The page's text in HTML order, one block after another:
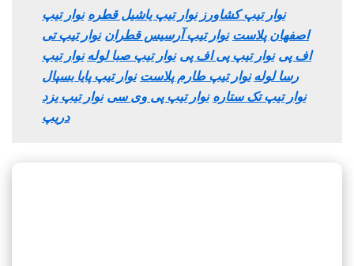
نوار تیپ کشاورز نوار تیپ یاشیل قطره نوار تیپ
اصفهان پلاست نوار تیپ آرسیس قطران نوار تیپ تی
اف پی نوار تیپ پی اف پی نوار تیپ صبا لوله نوار تیپ
رسا لوله نوار تیپ طارم پلاست نوار تیپ پایا بسپال
نوار تیپ تک ستاره نوار تیپ پی وی سی نوار تیپ یزد
دریپ